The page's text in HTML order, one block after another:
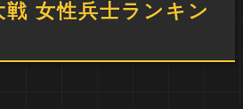
戦 女性兵士ランキン